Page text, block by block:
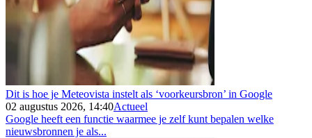
Dit is hoe je Meteovista instelt als ‘voorkeursbron’ in Google
02 augustus 2026, 14:40Actueel
Google heeft een functie waarmee je zelf kunt bepalen welke
nieuwsbronnen je als...